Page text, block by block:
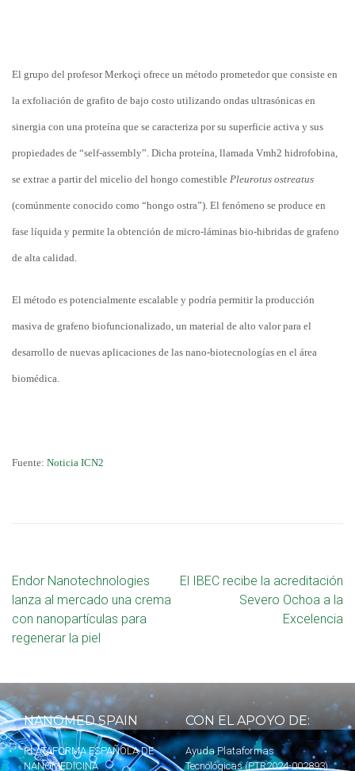
El grupo del profesor Merkoçi ofrece un método prometedor que consiste en
la exfoliación de grafito de bajo costo utilizando ondas ultrasónicas en
sinergia con una proteína que se caracteriza por su superficie activa y sus
propiedades de “self-assembly”. Dicha proteína, llamada Vmh2 hidrofobina,
se extrae a partir del micelio del hongo comestible Pleurotus ostreatus
(comúnmente conocido como “hongo ostra”). El fenómeno se produce en
fase líquida y permite la obtención de micro-láminas bio-hibridas de grafeno
de alta calidad.
El método es potencialmente escalable y podría permitir la producción
masiva de grafeno biofuncionalizado, un material de alto valor para el
desarrollo de nuevas aplicaciones de las nano-biotecnologías en el área
biomédica.
Fuente: Noticia ICN2
Endor Nanotechnologies
lanza al mercado una crema
con nanopartículas para
regenerar la piel
El IBEC recibe la acreditación
Severo Ochoa a la
Excelencia
NANOMED SPAIN
PLATAFORMA ESPAÑOLA DE
NANOMEDICINA
CON EL APOYO DE:
Ayuda Plataformas
Tecnológicas (PTR2024-002893)